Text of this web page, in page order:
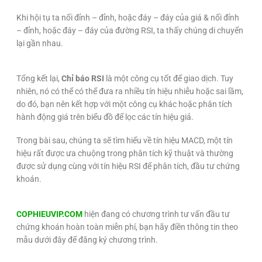
Khi hội tụ ta nối đỉnh – đỉnh, hoặc đáy – đáy của giá & nối đỉnh
– đỉnh, hoặc đáy – đáy của đường RSI, ta thấy chúng di chuyển
lại gần nhau.
Tổng kết lại, Chỉ báo RSI là một công cụ tốt để giao dịch. Tuy
nhiên, nó có thể có thể đưa ra nhiều tín hiệu nhiễu hoặc sai lầm,
do đó, bạn nên kết hợp với một công cụ khác hoặc phân tích
hành động giá trên biểu đồ để lọc các tín hiệu giả.
Trong bài sau, chúng ta sẽ tìm hiểu về tín hiệu MACD, một tín
hiệu rất được ưa chuộng trong phân tích kỹ thuật và thường
được sử dụng cùng với tín hiệu RSI để phân tích, đầu tư chứng
khoán.
COPHIEUVIP.COM hiện đang có chương trình tư vấn đầu tư
chứng khoán hoàn toàn miễn phí, bạn hãy điền thông tin theo
mẫu dưới đây để đăng ký chương trình.